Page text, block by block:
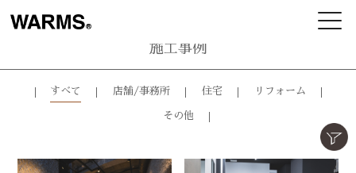
施工事例
すべて 店舗/事務所 住宅 リフォーム
その他